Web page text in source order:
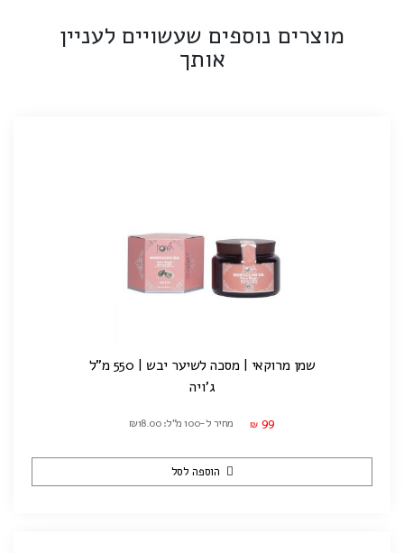
מוצרים נוספים שעשויים לעניין
אותך
שמן מרוקאי | מסכה לשיער יבש | 550 מ"ל
ג'ויה
₪ 99 מחיר ל-100 מ"ל: ₪18.00
הוספה לסל